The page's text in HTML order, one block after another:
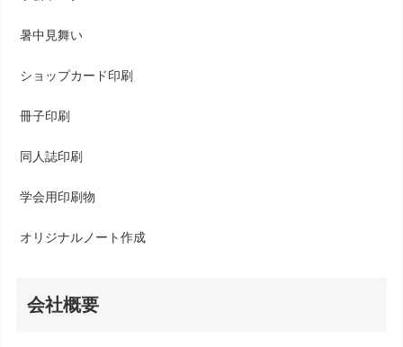
暑中見舞い
ショップカード印刷
冊子印刷
同人誌印刷
学会用印刷物
オリジナルノート作成
会社概要